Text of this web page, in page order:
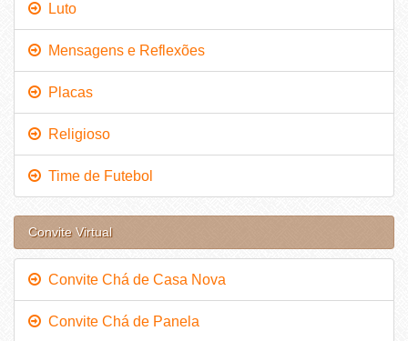
Luto
Mensagens e Reflexões
Placas
Religioso
Time de Futebol
Convite Virtual
Convite Chá de Casa Nova
Convite Chá de Panela